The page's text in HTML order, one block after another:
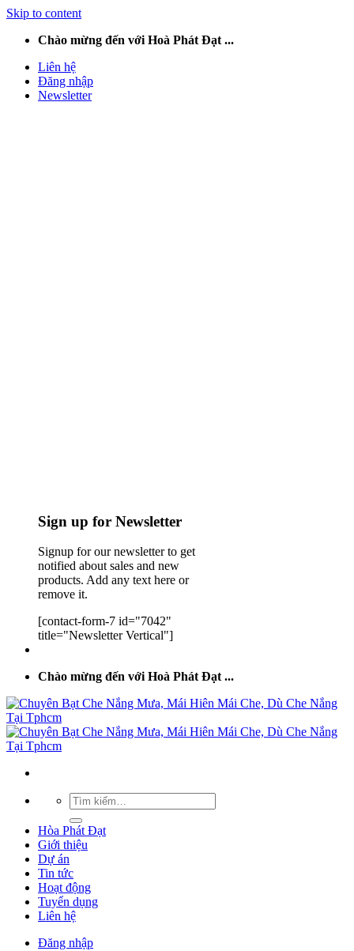
Skip to content
Chào mừng đến với Hoà Phát Đạt ...
Liên hệ
Đăng nhập
Newsletter
Sign up for Newsletter
Signup for our newsletter to get
notified about sales and new
products. Add any text here or
remove it.
[contact-form-7 id="7042"
title="Newsletter Vertical"]
Chào mừng đến với Hoà Phát Đạt ...
Hòa Phát Đạt
Giới thiệu
Dự án
Tin tức
Hoạt động
Tuyển dụng
Liên hệ
Đăng nhập